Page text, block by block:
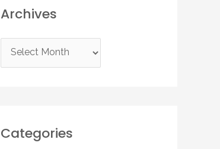
Archives
r
v
Categories